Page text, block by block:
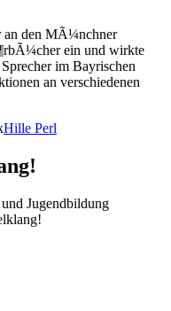
an den MÃ¼nchner
ein und wirkte
im Bayrischen
an verschiedenen
Hille Perl
Jugendbildung